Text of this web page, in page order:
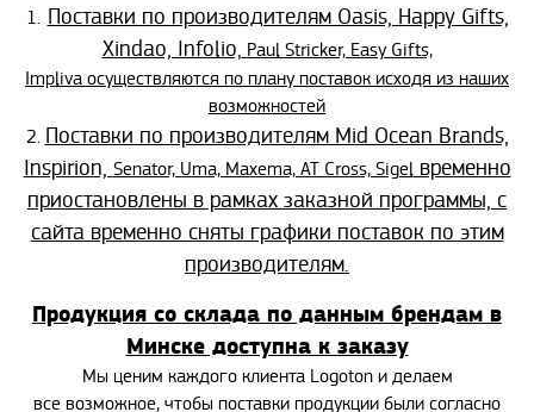
1.
Поставки по производителям Oasis, Happy Gifts,
Xindao, Infolio, Paul Stricker, Easy Gifts,
Impliva осуществляются по плану поставок исходя из наших
возможностей
2.
Поставки по производителям Mid Ocean Brands,
Inspirion, Senator, Uma, Maxema, AT Cross, Sigelвременно
приостановлены в рамках заказной программы, с
сайта временно сняты графики поставок по этим
производителям.
Продукция со склада по данным брендам в
Минске доступна к заказу
Мы ценим каждого клиента Logoton и делаем
все возможное, чтобы поставки продукции были согласно